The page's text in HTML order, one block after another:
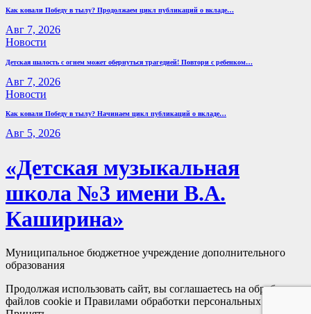
Как ковали Победу в тылу? Продолжаем цикл публикаций о вкладе…
Авг 7, 2026
Новости
Детская шалость с огнем может обернуться трагедией! Повтори с ребенком…
Авг 7, 2026
Новости
Как ковали Победу в тылу? Начинаем цикл публикаций о вкладе…
Авг 5, 2026
«Детская музыкальная
школа №3 имени В.А.
Каширина»
Муниципальное бюджетное учреждение дополнительного
образования
Продолжая использовать сайт, вы соглашаетесь на обработку
файлов cookie и Правилами обработки персональных данных